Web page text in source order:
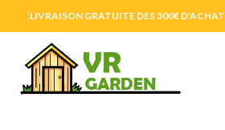
LIVRAISON GRATUITE DES 300€ D'ACHAT